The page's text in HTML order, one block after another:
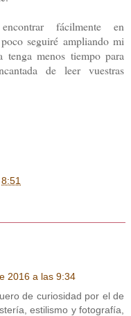
fácilmente en
seguiré ampliando mi
tenga menos tiempo para
de leer vuestras
8:51
2016 a las 9:34
de curiosidad por el de
estilismo y fotografía,